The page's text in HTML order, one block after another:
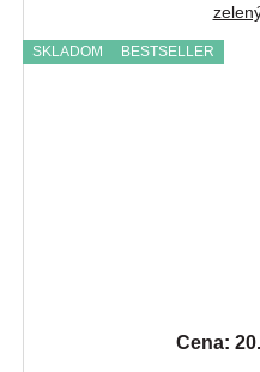
SKLADOM BESTSELLER
Cena: